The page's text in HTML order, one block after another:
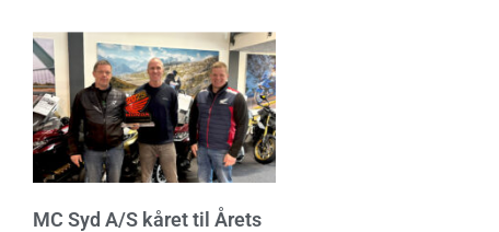
MC Syd A/S kåret til Årets